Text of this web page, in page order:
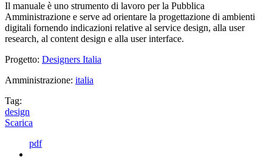
Il manuale è uno strumento di lavoro per la Pubblica
Amministrazione e serve ad orientare la progettazione di ambienti
digitali fornendo indicazioni relative al service design, alla user
research, al content design e alla user interface.
Progetto: Designers Italia
Amministrazione: italia
Tag:
design
Scarica
pdf